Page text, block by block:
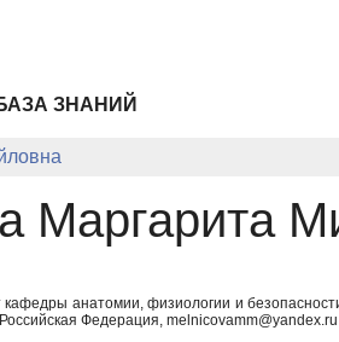
ЗНАНИЙ
Маргарита
анатомии, физиологии и
Федерация, melnicovamm@yandex.ru